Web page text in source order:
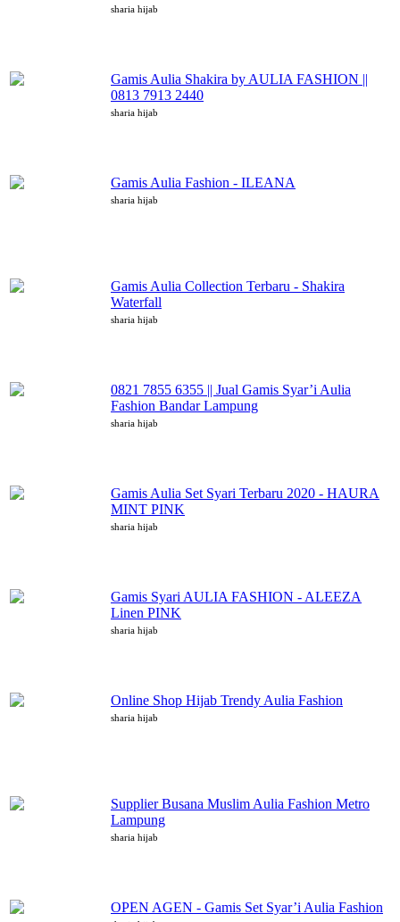
sharia hijab
Gamis Aulia Shakira by AULIA FASHION ||
0813 7913 2440
sharia hijab
Gamis Aulia Fashion - ILEANA
sharia hijab
Gamis Aulia Collection Terbaru - Shakira
Waterfall
sharia hijab
0821 7855 6355 || Jual Gamis Syar’i Aulia
Fashion Bandar Lampung
sharia hijab
Gamis Aulia Set Syari Terbaru 2020 - HAURA
MINT PINK
sharia hijab
Gamis Syari AULIA FASHION - ALEEZA
Linen PINK
sharia hijab
Online Shop Hijab Trendy Aulia Fashion
sharia hijab
Supplier Busana Muslim Aulia Fashion Metro
Lampung
sharia hijab
OPEN AGEN - Gamis Set Syar’i Aulia Fashion